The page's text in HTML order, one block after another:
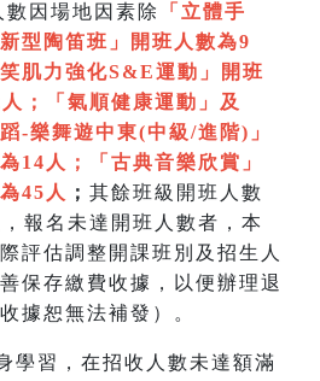
因場地因素除
「立體手
型陶笛班」開班人數為9
笑肌力強化S&E運動」開班
；「氣順健康運動」及
-樂舞遊中東(中級/進階)」
14人 ； 「 古典音樂欣賞 」
45人 ； 其餘班級開班人數
報名未達開班人數者，本
評估調整開課班別及招生人
保存繳費收據，以便辦理退
據恕無法補發）。
學習，在招收人數未達額滿